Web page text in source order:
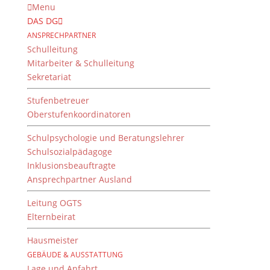
Menu
DAS DG
ANSPRECHPARTNER
Schulleitung
Mitarbeiter & Schulleitung
Sekretariat
Stufenbetreuer
Oberstufenkoordinatoren
Schulpsychologie und Beratungslehrer
Schulsozialpädagoge
Inklusionsbeauftragte
Ansprechpartner Ausland
Leitung OGTS
Elternbeirat
Hausmeister
GEBÄUDE & AUSSTATTUNG
Bedford 2020: „Backen
statt Packen“
vonGertrud Merz|12. Februar 2021